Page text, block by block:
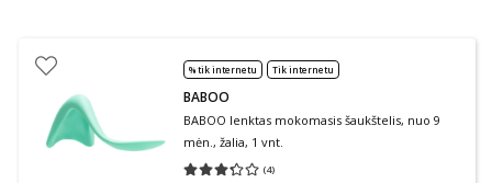
% tik internetu Tik internetu
BABOO
BABOO lenktas mokomasis šaukštelis, nuo 9
mėn., žalia, 1 vnt.
(4)
Vidutinis įvertinimas 3.25